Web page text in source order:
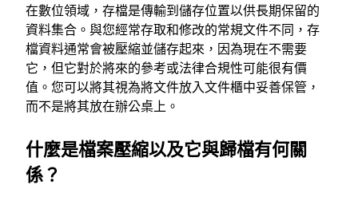
在數位領域，存檔是傳輸到儲存位置以供長期保留的
資料集合。與您經常存取和修改的常規文件不同，存
檔資料通常會被壓縮並儲存起來，因為現在不需要
它，但它對於將來的參考或法律合規性可能很有價
值。您可以將其視為將文件放入文件櫃中妥善保管，
而不是將其放在辦公桌上。
什麼是檔案壓縮以及它與歸檔有何關
係？